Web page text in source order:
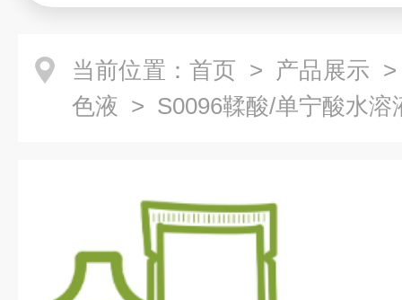
当前位置： 首页 > 产品展示
色液 > S0096鞣酸/单宁酸水溶